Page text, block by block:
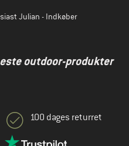
Julian - Indkøber
outdoor-produkter
100 dages returret